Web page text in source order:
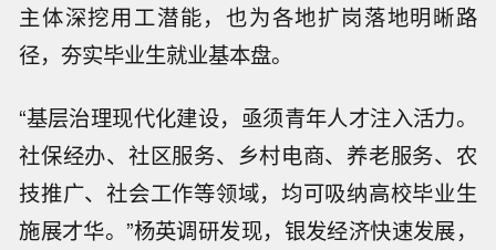
主体深挖用工潜能，也为各地扩岗落地明晰路
径，夯实毕业生就业基本盘。
“基层治理现代化建设，亟须青年人才注入活力。
社保经办、社区服务、乡村电商、养老服务、农
技推广、社会工作等领域，均可吸纳高校毕业生
施展才华。”杨英调研发现，银发经济快速发展，